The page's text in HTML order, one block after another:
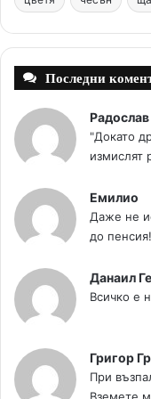
Последни
Радослав
"Докато
измислят
Емилио
Даже не
до
Данаил
Всичко е
Григор
При